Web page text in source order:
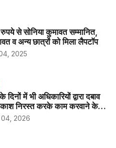
से सोनिया कुमावत सम्मानित,
व अन्य छात्रों को मिला लैपटॉप
2025
में भी अधिकारियों द्वारा दबाव
निरस्त करके काम करवाने के
ने जिला कलेक्टर को सीएस
ज्ञापन
2026